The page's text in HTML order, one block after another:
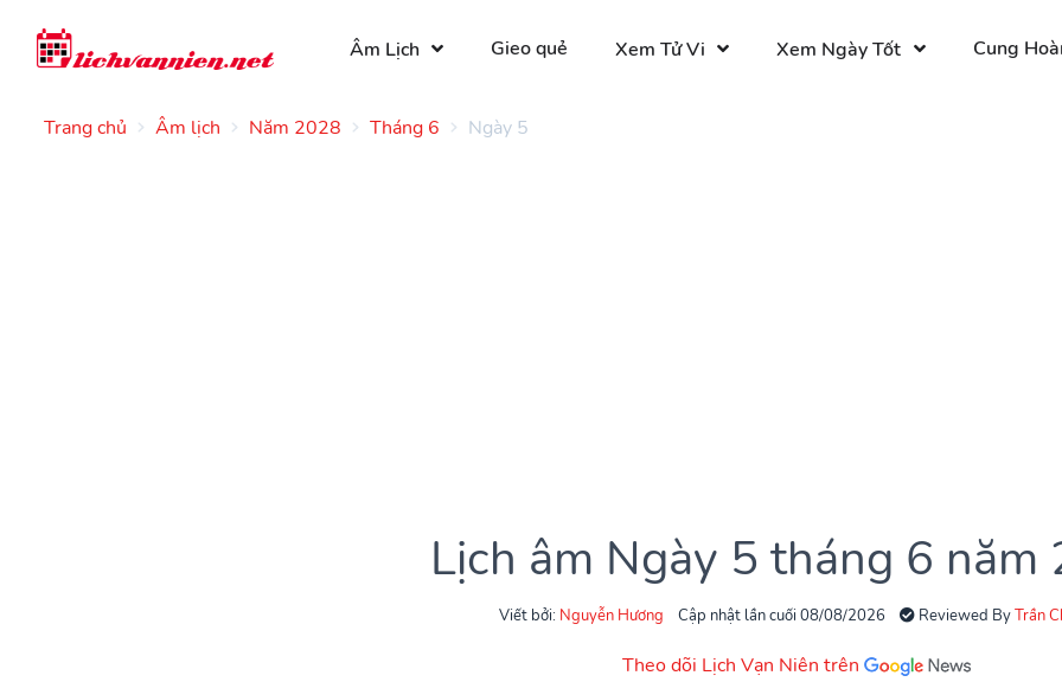
Âm Lịch Gieo quẻ Xem Tử Vi Xem Ngày Tốt Cung
Trang chủ Âm lịch Năm 2028 Tháng 6 Ngày 5
Lịch âm Ngày 5 tháng 6 năm
Viết bởi: Nguyễn Hương Cập nhật lần cuối 08/08/2026 Reviewed ByTrần
Theo dõi Lịch Vạn Niên trên